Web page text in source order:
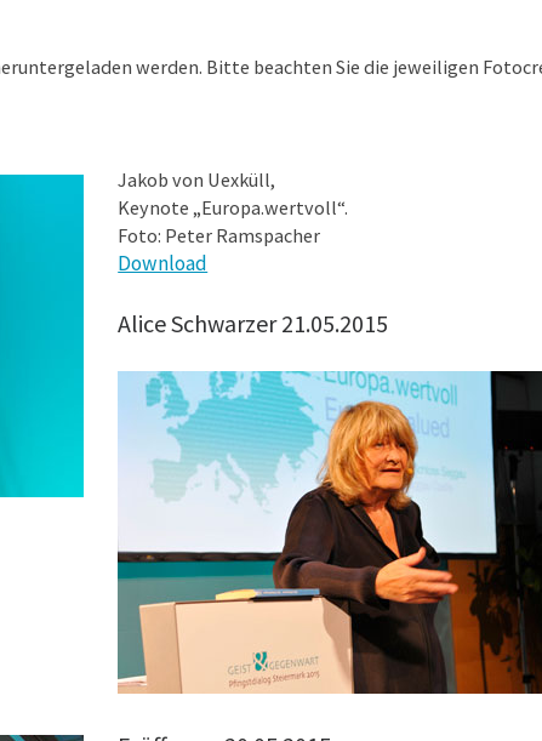
werden. Bitte beachten Sie die jeweiligen
Jakob von Uexküll,
Keynote „Europa.wertvoll“.
Foto: Peter Ramspacher
Download
Alice Schwarzer 21.05.2015